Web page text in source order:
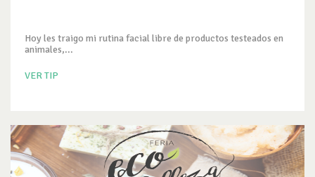
Hoy les traigo mi rutina facial libre de productos testeados en
animales,...
VER TIP